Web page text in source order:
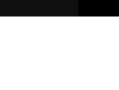
用为公务员
了算